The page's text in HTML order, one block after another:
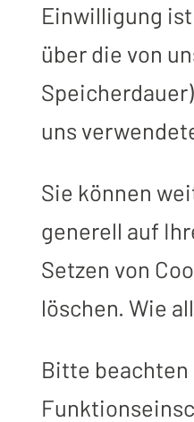
Einwilligung
über die von
uns
Sie können
generell auf
Setzen von
löschen. Wie
Bitte beachten